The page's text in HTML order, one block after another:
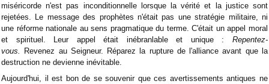
miséricorde n'est pas inconditionnelle lorsque la vérité et la justice sont
rejetées. Le message des prophètes n'était pas une stratégie militaire, ni
une réforme nationale au sens pragmatique du terme. C'était un appel moral
et spirituel. Leur appel était inébranlable et unique : Repentez-
vous.
Revenez au Seigneur. Réparez la rupture de l'alliance avant que la
destruction ne devienne inévitable.
Aujourd'hui, il est bon de se souvenir que ces avertissements antiques ne